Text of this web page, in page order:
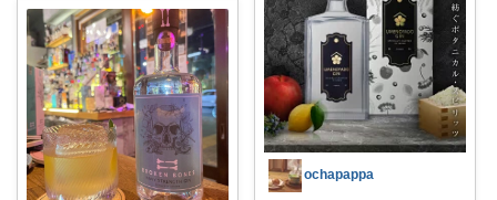
ochapappa